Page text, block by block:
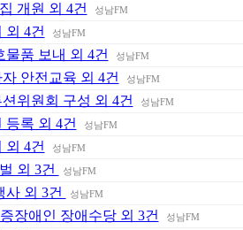
개원 외 4건 성남FM
외 4건 성남FM
물품 보내 외 4건 성남FM
안전교육 외 4건 성남FM
위원회 구성 외 4건 성남FM
등록 외 4건 성남FM
외 4건 성남FM
외 3건 성남FM
사 외 3건 성남FM
장애인 장애수당 외 3건 성남FM